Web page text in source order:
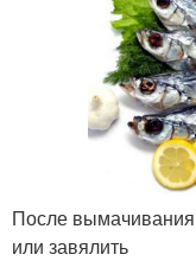
После
или завялить